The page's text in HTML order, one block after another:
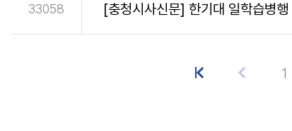
33058 [충청시사신문] 한기대 일학습병
1